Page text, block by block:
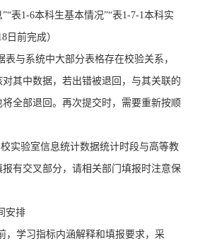
表1-6本科生基本情况”“表1-7-1本科实
日前完成）
表与系统中大部分表格存在校验关系，
其中数据，若出错被退回，与其关联的
全部退回。再次提交时，需要重新按顺
实验室信息统计数据统计时段与高等教
有交叉部分，请相关部门填报时注意保
安排
，学习指标内涵解释和填报要求，采